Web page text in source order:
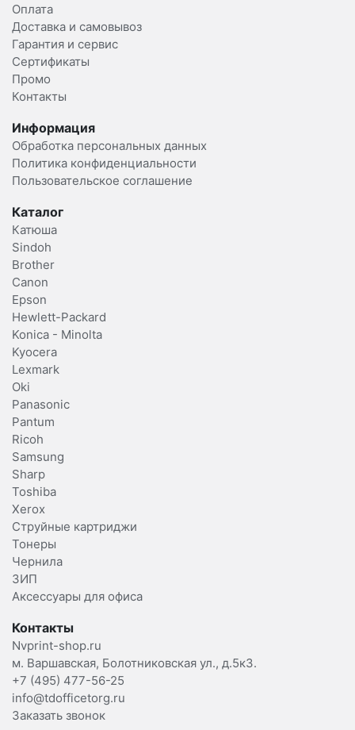
Оплата
Доставка и самовывоз
Гарантия и сервис
Сертификаты
Промо
Контакты
Информация
Обработка персональных данных
Политика конфиденциальности
Пользовательское соглашение
Каталог
Катюша
Sindoh
Brother
Canon
Epson
Hewlett-Packard
Konica - Minolta
Kyocera
Lexmark
Oki
Panasonic
Pantum
Ricoh
Samsung
Sharp
Toshiba
Xerox
Струйные картриджи
Тонеры
Чернила
ЗИП
Аксессуары для офиса
Контакты
Nvprint-shop.ru
м. Варшавская, Болотниковская ул., д.5к3.
+7 (495) 477-56-25
info@tdofficetorg.ru
Заказать звонок